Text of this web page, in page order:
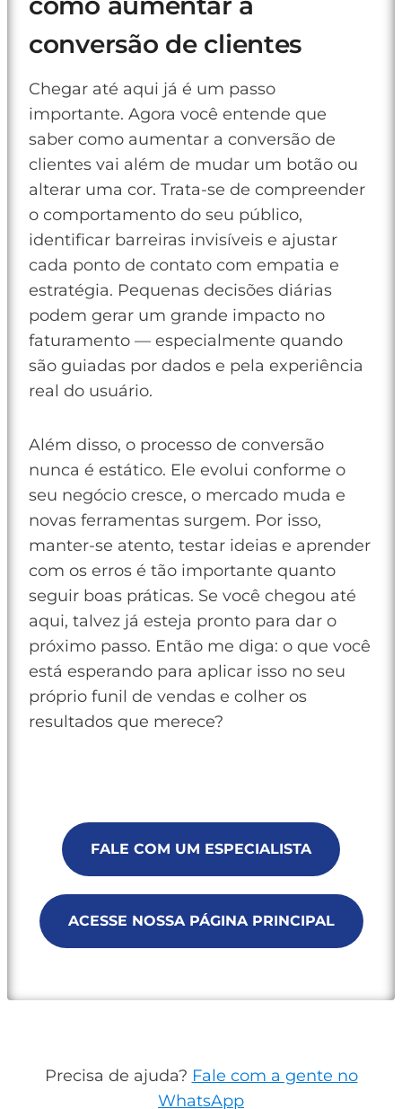
conversão de clientes
Chegar até aqui já é um passo
importante. Agora você entende que
saber como aumentar a conversão de
clientes vai além de mudar um botão ou
alterar uma cor. Trata-se de compreender
o comportamento do seu público,
identificar barreiras invisíveis e ajustar
cada ponto de contato com empatia e
estratégia. Pequenas decisões diárias
podem gerar um grande impacto no
faturamento — especialmente quando
são guiadas por dados e pela experiência
real do usuário.
Além disso, o processo de conversão
nunca é estático. Ele evolui conforme o
seu negócio cresce, o mercado muda e
novas ferramentas surgem. Por isso,
manter-se atento, testar ideias e aprender
com os erros é tão importante quanto
seguir boas práticas. Se você chegou até
aqui, talvez já esteja pronto para dar o
próximo passo. Então me diga: o que você
está esperando para aplicar isso no seu
próprio funil de vendas e colher os
resultados que merece?
FALE COM UM ESPECIALISTA
ACESSE NOSSA PÁGINA PRINCIPAL
Precisa de ajuda? Fale com a gente no
WhatsApp